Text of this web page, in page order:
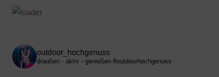
outdoor_hochgenuss
draußen - aktiv - genießen #outdoorhochgenuss